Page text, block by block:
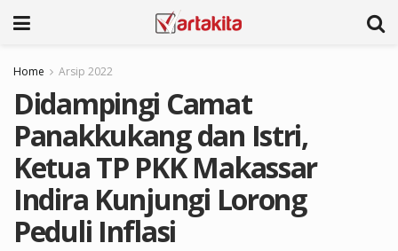
Home Arsip 2022
Didampingi Camat
Panakkukang dan Istri,
Ketua TP PKK Makassar
Indira Kunjungi Lorong
Peduli Inflasi